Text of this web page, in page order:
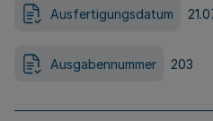
Ausfertigungsdatum
Ausgabennummer 203